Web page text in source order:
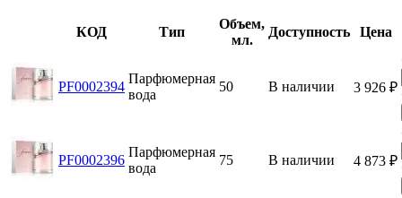
КОД Тип
Объем,
мл.
Доступность Цена
PF0002394
Парфюмерная
вода
50 В наличии 3 926 ₽
PF0002396
Парфюмерная
вода
75 В наличии 4 873 ₽